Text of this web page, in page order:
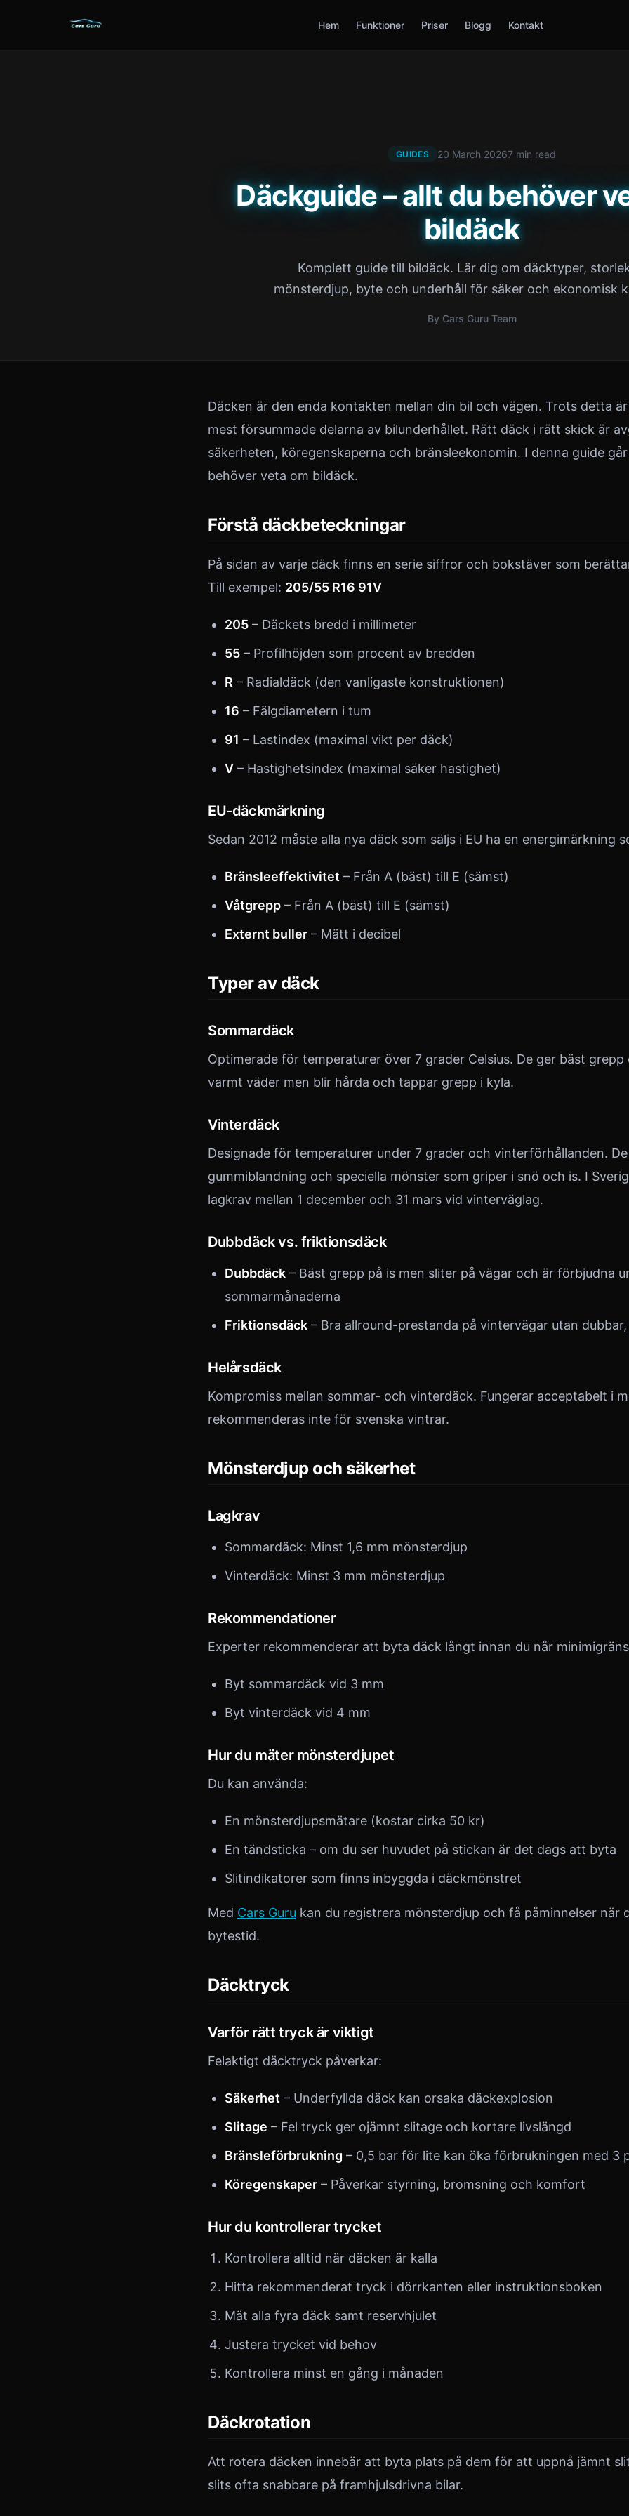
Hem Funktioner Priser Blogg Kontakt
GUIDES 20 March 20267 min read
Däckguide – allt du behöver
bildäck
Komplett guide till bildäck. Lär dig om däcktyper,
mönsterdjup, byte och underhåll för säker och ekonomisk
By Cars Guru Team
Däcken är den enda kontakten mellan din bil och vägen. Trots detta
mest försummade delarna av bilunderhållet. Rätt däck i rätt skick är
säkerheten, köregenskaperna och bränsleekonomin. I denna guide
behöver veta om bildäck.
Förstå däckbeteckningar
På sidan av varje däck finns en serie siffror och bokstäver som
Till exempel: 205/55 R16 91V
205 – Däckets bredd i millimeter
55 – Profilhöjden som procent av bredden
R – Radialdäck (den vanligaste konstruktionen)
16 – Fälgdiametern i tum
91 – Lastindex (maximal vikt per däck)
V – Hastighetsindex (maximal säker hastighet)
EU-däckmärkning
Sedan 2012 måste alla nya däck som säljs i EU ha en energimärkning
Bränsleeffektivitet – Från A (bäst) till E (sämst)
Våtgrepp – Från A (bäst) till E (sämst)
Externt buller – Mätt i decibel
Typer av däck
Sommardäck
Optimerade för temperaturer över 7 grader Celsius. De ger bäst
varmt väder men blir hårda och tappar grepp i kyla.
Vinterdäck
Designade för temperaturer under 7 grader och vinterförhållanden.
gummiblandning och speciella mönster som griper i snö och is. I
lagkrav mellan 1 december och 31 mars vid vinterväglag.
Dubbdäck vs. friktionsdäck
Dubbdäck – Bäst grepp på is men sliter på vägar och är förbjudna
sommarmånaderna
Friktionsdäck – Bra allround-prestanda på vintervägar utan
Helårsdäck
Kompromiss mellan sommar- och vinterdäck. Fungerar acceptabelt i
rekommenderas inte för svenska vintrar.
Mönsterdjup och säkerhet
Lagkrav
Sommardäck: Minst 1,6 mm mönsterdjup
Vinterdäck: Minst 3 mm mönsterdjup
Rekommendationer
Experter rekommenderar att byta däck långt innan du når
Byt sommardäck vid 3 mm
Byt vinterdäck vid 4 mm
Hur du mäter mönsterdjupet
Du kan använda:
En mönsterdjupsmätare (kostar cirka 50 kr)
En tändsticka – om du ser huvudet på stickan är det dags att byta
Slitindikatorer som finns inbyggda i däckmönstret
Med Cars Guru kan du registrera mönsterdjup och få påminnelser när
bytestid.
Däcktryck
Varför rätt tryck är viktigt
Felaktigt däcktryck påverkar:
Säkerhet – Underfyllda däck kan orsaka däckexplosion
Slitage – Fel tryck ger ojämnt slitage och kortare livslängd
Bränsleförbrukning – 0,5 bar för lite kan öka förbrukningen med 3
Köregenskaper – Påverkar styrning, bromsning och komfort
Hur du kontrollerar trycket
Kontrollera alltid när däcken är kalla
Hitta rekommenderat tryck i dörrkanten eller instruktionsboken
Mät alla fyra däck samt reservhjulet
Justera trycket vid behov
Kontrollera minst en gång i månaden
Däckrotation
Att rotera däcken innebär att byta plats på dem för att uppnå jämnt
slits ofta snabbare på framhjulsdrivna bilar.